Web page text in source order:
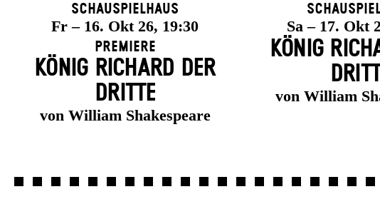
Schauspielhaus
Fr – 16. Okt 26, 19:30
Premiere
KÖNIG RICHARD DER
DRITTE
von William Shakespeare
Sa – 17. Okt
KÖNIG
von William